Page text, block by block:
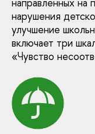
нарушения
улучшение
включает три
«Чувство